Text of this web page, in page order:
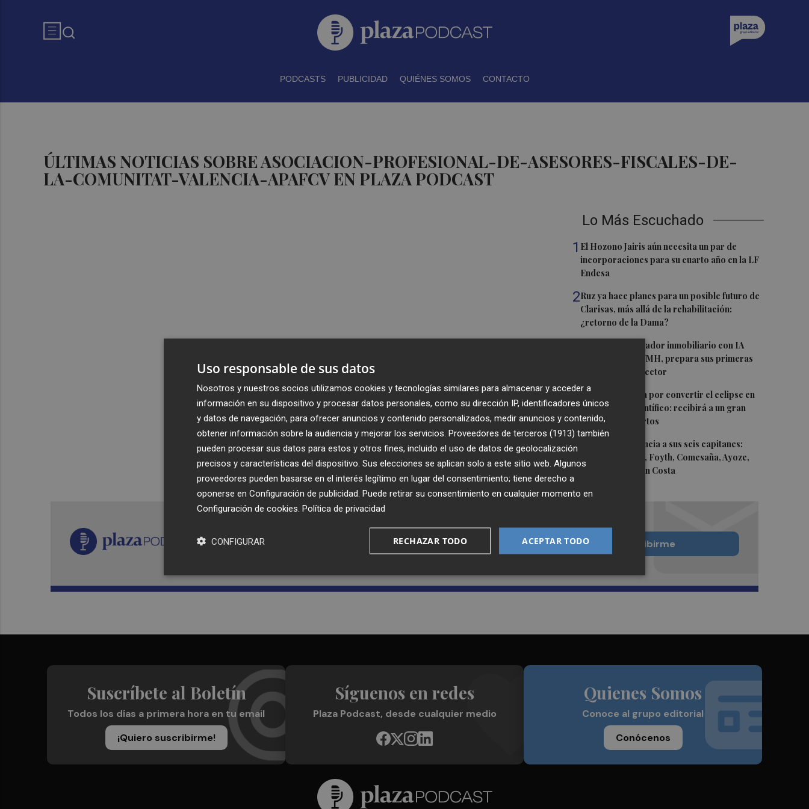
PODCASTS PUBLICIDAD QUIÉNES SOMOS CONTACTO
ÚLTIMAS NOTICIAS SOBRE ASOCIACION-PROFESIONAL-DE-ASESORES-FISCALES-DE-
LA-COMUNITAT-VALENCIA-APAFCV EN PLAZA PODCAST
Lo Más Escuchado
1 El Hozono Jairis aún necesita un par de
incorporaciones para su cuarto año en la LF
Endesa
2Ruz ya hace planes para un posible futuro de
Clarisas, más allá de la rehabilitación:
¿retorno de la Dama?
ViviFind, el buscador inmobiliario con IA
surgido del PCUMH, prepara sus primeras
alianzas con el sector
4Castelló apuesta por convertir el eclipse en
un referente científico: recibirá a un gran
equipo de expertos
5
El Villarreal anuncia a sus seis capitanes:
Gerard Moreno, Foyth, Comesaña, Ayoze,
Cardona y Logan Costa
Recibe toda la actualidad de
Plaza Podcast en tu correo
Quiero suscribirme
Suscríbete al Boletín
Todos los días a primera hora en tu email
¡Quiero suscribirme!
Síguenos en redes
Plaza Podcast, desde cualquier medio
Quienes Somos
Conoce al grupo editorial
Conócenos
Uso responsable de sus datos
Nosotros y nuestros socios utilizamos cookies y tecnologías similares para almacenar y acceder a
información en su dispositivo y procesar datos personales, como su dirección IP, identificadores únicos
y datos de navegación, para ofrecer anuncios y contenido personalizados, medir anuncios y contenido,
obtener información sobre la audiencia y mejorar los servicios. Proveedores de terceros (1913) también
pueden procesar sus datos para estos y otros fines, incluido el uso de datos de geolocalización
precisos y características del dispositivo. Sus elecciones se aplican solo a este sitio web. Algunos
proveedores pueden basarse en el interés legítimo en lugar del consentimiento; tiene derecho a
oponerse en Configuración de publicidad . Puede retirar su consentimiento en cualquier momento en
Configuración de cookies Política de privacidad
ACEPTAR TODO
RECHAZAR TODO
CONFIGURAR